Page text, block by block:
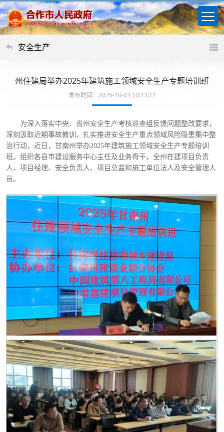
安全生产
州住建局举办2025年建筑施工领域安全生产专题培训班
发布时间：2025-10-03 10:13:11
为深入落实中央、省州安全生产考核巡查组反馈问题整改要求，
深刻汲取近期事故教训，扎实推进安全生产重点领域风险隐患集中整
治行动，近日，甘南州举办2025年建筑施工领域安全生产专题培训
班。组织各县市建设服务中心主任及业务骨干，全州在建项目负责
人、项目经理、安全负责人、项目总监和施工单位法人及安全管理人
员。